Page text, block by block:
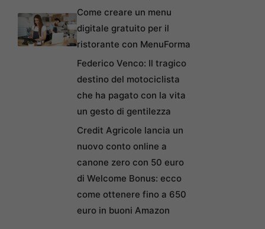
Come creare un menu
digitale gratuito per il
ristorante con MenuForma
Federico Venco: Il tragico
destino del motociclista
che ha pagato con la vita
un gesto di gentilezza
Credit Agricole lancia un
nuovo conto online a
canone zero con 50 euro
di Welcome Bonus: ecco
come ottenere fino a 650
euro in buoni Amazon